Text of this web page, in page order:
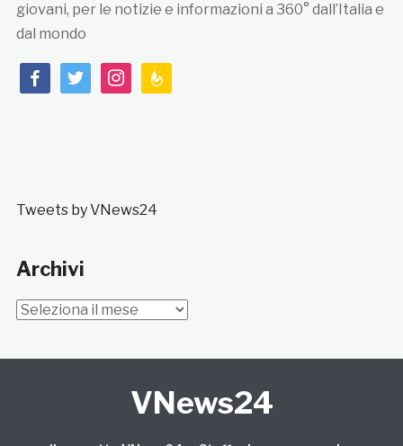
giovani, per le notizie e informazioni a 360° dall’Italia e
dal mondo
facebooktwitterinstagramfeedburner
Tweets by VNews24
Archivi
Archivi
VNews24